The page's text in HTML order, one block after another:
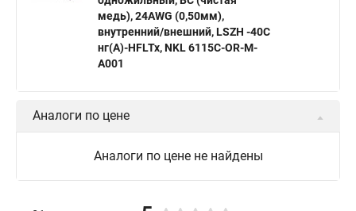
медь), 24AWG (0,50мм),
внутренний/внешний, LSZH -40C
нг(А)-HFLTx, NKL 6115C-OR-M-
A001
Аналоги по цене
Аналоги по цене не найдены